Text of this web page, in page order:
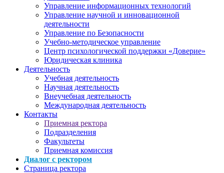
Управление информационных технологий
Управление научной и инновационной
деятельности
Управление по Безопасности
Учебно-методическое управление
Центр психологической поддержки «Доверие»
Юридическая клиника
Деятельность
Учебная деятельность
Научная деятельность
Внеучебная деятельность
Международная деятельность
Контакты
Приемная ректора
Подразделения
Факультеты
Приемная комиссия
Диалог с ректором
Страница ректора